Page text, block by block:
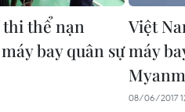
thể nạn
bay quân sự
Việt
máy
08/06/2017